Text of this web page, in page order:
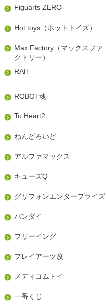
Figuarts ZERO
Hot toys（ホットトイズ）
Max Factory（マックスファ
クトリー）
RAH
ROBOT魂
To Heart2
ねんどろいど
アルファマックス
キューズQ
グリフォンエンタープライズ
バンダイ
フリーイング
プレイアーツ改
メディコムトイ
一番くじ